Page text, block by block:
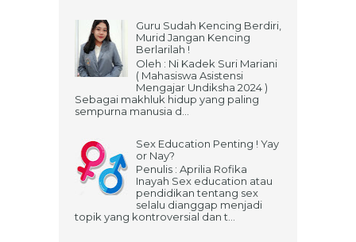
Guru Sudah Kencing Berdiri,
Murid Jangan Kencing
Berlarilah !
Oleh : Ni Kadek Suri Mariani
( Mahasiswa Asistensi
Mengajar Undiksha 2024 )
Sebagai makhluk hidup yang paling
sempurna manusia d...
Sex Education Penting ! Yay
or Nay?
Penulis : Aprilia Rofika
Inayah Sex education atau
pendidikan tentang sex
selalu dianggap menjadi
topik yang kontroversial dan t...